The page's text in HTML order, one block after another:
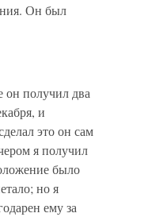
Он был
он получил два
и
это он сам
я получил
было
но я
ему за